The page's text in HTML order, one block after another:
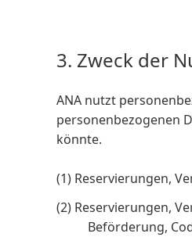
3. Zweck der
ANA nutzt
personenbezogenen
könnte.
(1) Reservierungen,
(2) Reservierungen,
Beförderung,